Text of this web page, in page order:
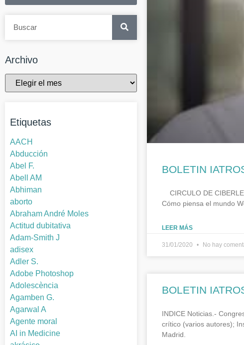
Archivo
Etiquetas
AACH
Abducción
Abel F.
Abell AM
Abhiman
aborto
Abraham André Moles
Actitud dubitativa
Adam-Smith J
adisex
Adler S.
Adobe Photoshop
Adolescència
Agamben G.
Agarwal A
Agente moral
AI in Medicine
BOLETIN
CIRCULO DE
Cómo piensa el mundo
LEER MÁS
31/01/2020 No hay
BOLETIN
INDICE Noticias.-
crítico (varios autores);
Madrid.